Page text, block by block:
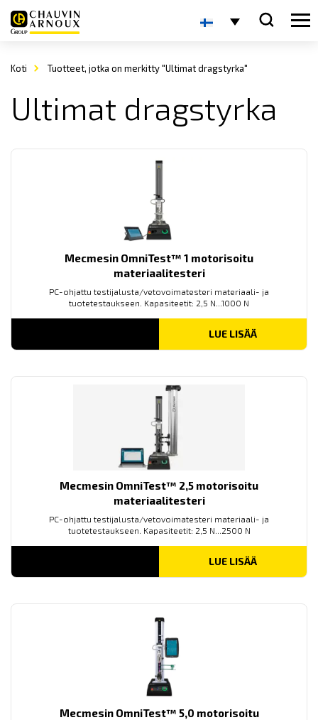
Koti Tuotteet, jotka on merkitty "Ultimat dragstyrka"
Ultimat dragstyrka
Mecmesin OmniTest™ 1 motorisoitu
materiaalitesteri
PC-ohjattu testijalusta/vetovoimatesteri materiaali- ja
tuotetestaukseen. Kapasiteetit: 2,5 N...1000 N
LUE LISÄÄ
Mecmesin OmniTest™ 2,5 motorisoitu
materiaalitesteri
PC-ohjattu testijalusta/vetovoimatesteri materiaali- ja
tuotetestaukseen. Kapasiteetit: 2,5 N...2500 N
LUE LISÄÄ
Mecmesin OmniTest™ 5,0 motorisoitu